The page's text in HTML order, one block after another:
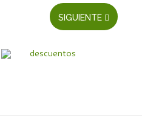
SIGUIENTE